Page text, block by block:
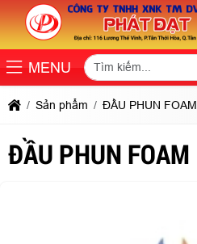
MENU
Sản phẩm ĐẦU PHUN FOAM
ĐẦU PHUN FOAM